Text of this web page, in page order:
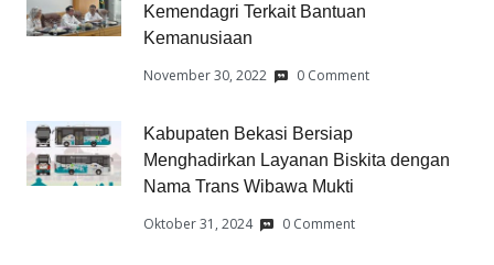
Kemendagri Terkait Bantuan
Kemanusiaan
November 30, 2022 0 Comment
Kabupaten Bekasi Bersiap
Menghadirkan Layanan Biskita dengan
Nama Trans Wibawa Mukti
Oktober 31, 2024 0 Comment